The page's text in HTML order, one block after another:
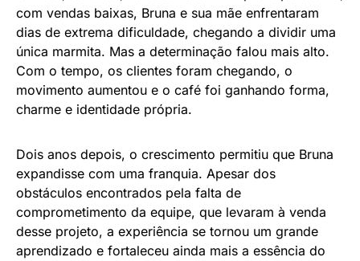
com vendas baixas, Bruna e sua mãe enfrentaram
dias de extrema dificuldade, chegando a dividir uma
única marmita. Mas a determinação falou mais alto.
Com o tempo, os clientes foram chegando, o
movimento aumentou e o café foi ganhando forma,
charme e identidade própria.
Dois anos depois, o crescimento permitiu que Bruna
expandisse com uma franquia. Apesar dos
obstáculos encontrados pela falta de
comprometimento da equipe, que levaram à venda
desse projeto, a experiência se tornou um grande
aprendizado e fortaleceu ainda mais a essência do